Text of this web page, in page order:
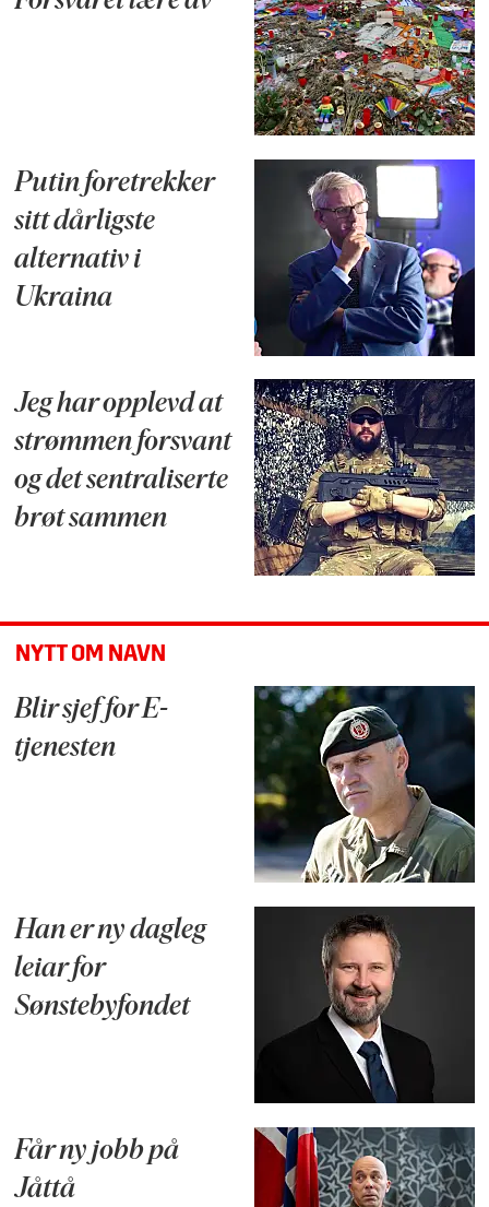
Putin foretrekker
sitt dårligste
alternativ i
Ukraina
Jeg har opplevd at
strømmen forsvant
og det sentraliserte
brøt sammen
NYTT OM NAVN
Blir sjef for E-
tjenesten
Han er ny dagleg
leiar for
Sønstebyfondet
Får ny jobb på
Jåttå